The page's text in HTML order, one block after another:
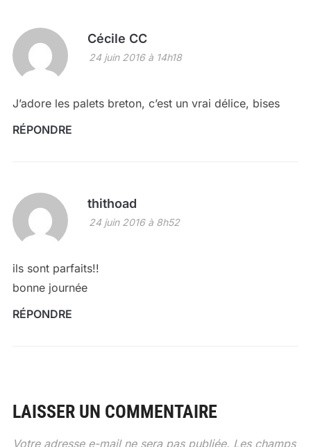
Cécile CC
24 juin 2016 à 14h18
J’adore les palets breton, c’est un vrai délice, bises
RÉPONDRE
thithoad
24 juin 2016 à 8h52
ils sont parfaits!!
bonne journée
RÉPONDRE
LAISSER UN COMMENTAIRE
Votre adresse e-mail ne sera pas publiée. Les champs